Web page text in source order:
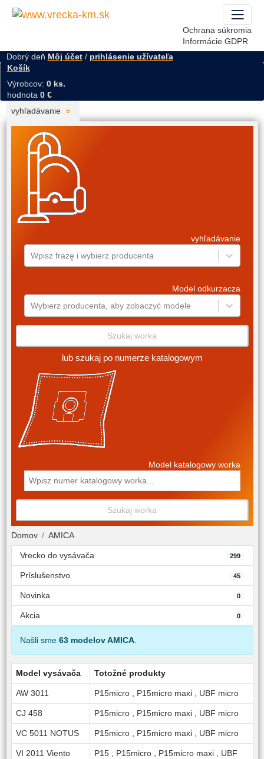
Ochrana súkromia
Informácie GDPR
Dobrý deň Môj účet/ prihlásenie užívateľa
Košík
Výrobcov: 0 ks.
hodnota 0 €
vyhľadávanie
vyhľadávanie
Wpisz frazę i wybierz producenta
Model odkurzacza
Wybierz producenta, aby zobaczyć modele
Szukaj worka
lub szukaj po numerze katalogowym
Model katalogowy worka
Szukaj worka
Domov AMICA
Vrecko do vysávača 299
Príslušenstvo 45
Novinka 0
Akcia 0
Našli sme 63 modelov AMICA.
Model vysávača Totožné produkty
AW 3011 P15micro, P15micro maxi, UBF micro
CJ 458 P15micro, P15micro maxi, UBF micro
VC 5011 NOTUS P15micro, P15micro maxi, UBF micro
VI 2011 Viento P15, P15micro, P15micro maxi, UBF